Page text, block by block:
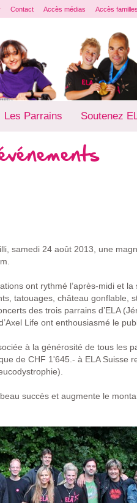
Contact Accès médias Accès familles
Les Parrains Soutenez
samedi 24 août 2013, une
ont rythmé l’après-midi et la
tatouages, château gonflable,
des trois parrains d’ELA
Life ont enthousiasmé le
à la générosité de tous les
de CHF 1'645.- à ELA Suisse
succès et augmente le